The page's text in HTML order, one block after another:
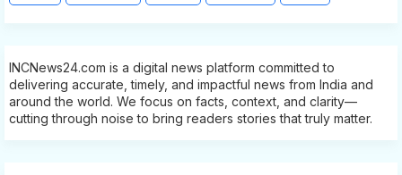
INCNews24.com is a digital news platform committed to
delivering accurate, timely, and impactful news from India and
around the world. We focus on facts, context, and clarity—
cutting through noise to bring readers stories that truly matter.